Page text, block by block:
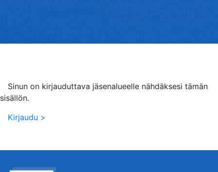
Sinun on kirjauduttava jäsenalueelle nähdäksesi tämän
sisällön.
Kirjaudu >